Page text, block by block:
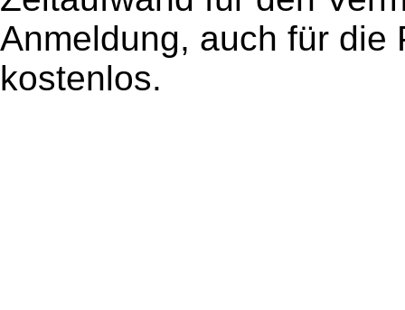
Anmeldung, auch für die
kostenlos.